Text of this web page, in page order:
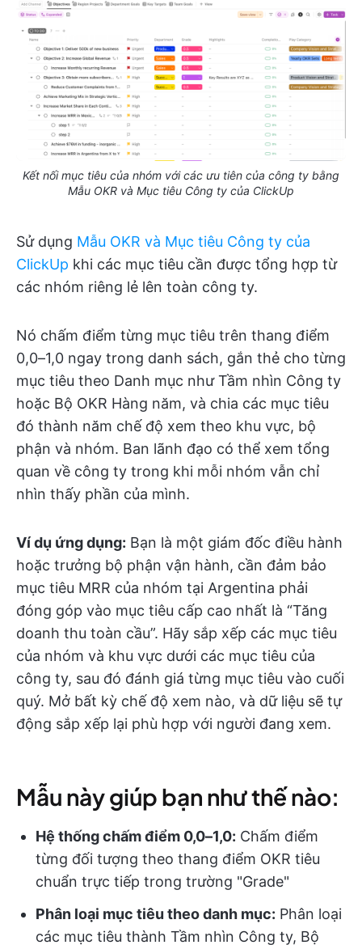
Kết nối mục tiêu của nhóm với các ưu tiên của công ty bằng
Mẫu OKR và Mục tiêu Công ty của ClickUp
Sử dụng Mẫu OKR và Mục tiêu Công ty của
ClickUp khi các mục tiêu cần được tổng hợp từ
các nhóm riêng lẻ lên toàn công ty.
Nó chấm điểm từng mục tiêu trên thang điểm
0,0–1,0 ngay trong danh sách, gắn thẻ cho từng
mục tiêu theo Danh mục như Tầm nhìn Công ty
hoặc Bộ OKR Hàng năm, và chia các mục tiêu
đó thành năm chế độ xem theo khu vực, bộ
phận và nhóm. Ban lãnh đạo có thể xem tổng
quan về công ty trong khi mỗi nhóm vẫn chỉ
nhìn thấy phần của mình.
Ví dụ ứng dụng: Bạn là một giám đốc điều hành
hoặc trưởng bộ phận vận hành, cần đảm bảo
mục tiêu MRR của nhóm tại Argentina phải
đóng góp vào mục tiêu cấp cao nhất là “Tăng
doanh thu toàn cầu”. Hãy sắp xếp các mục tiêu
của nhóm và khu vực dưới các mục tiêu của
công ty, sau đó đánh giá từng mục tiêu vào cuối
quý. Mở bất kỳ chế độ xem nào, và dữ liệu sẽ tự
động sắp xếp lại phù hợp với người đang xem.
Mẫu này giúp bạn như thế nào:
Hệ thống chấm điểm 0,0–1,0: Chấm điểm
từng đối tượng theo thang điểm OKR tiêu
chuẩn trực tiếp trong trường "Grade"
Phân loại mục tiêu theo danh mục: Phân loại
các mục tiêu thành Tầm nhìn Công ty, Bộ